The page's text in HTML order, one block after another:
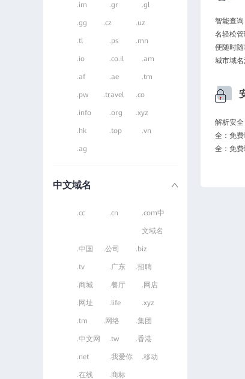
.im .gr .gl
.gg .cz .uz
.tl .ps .mn
.io .co.il .am
.af .ae .tm
.pw .travel .co
.info .org .xyz
.hk .top .vn
.ag
中文域名
.cc .cn .com中
文域名
.中国 .公司 .biz
.tv .广东 .招聘
.商城 .餐厅 .网店
.网址 .life .xyz
.tm .网络 .集团
.中文网 .tw .香港
.net .我爱你 .移动
.在线 .商标
智能查
名轻松
便随时
城市域名
解析安
全：免
全：免